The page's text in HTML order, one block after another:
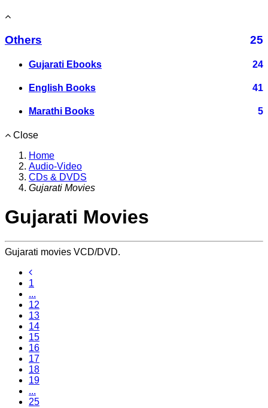
Others 25
Gujarati Ebooks 24
English Books 41
Marathi Books 5
Close
Home
Audio-Video
CDs & DVDS
Gujarati Movies
Gujarati Movies
Gujarati movies VCD/DVD.
1
...
12
13
14
15
16
17
18
19
...
25